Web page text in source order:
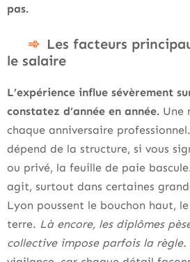
pas.
Les facteurs
le salaire
L’expérience influe sévèrement
constatez d’année en année. Une
chaque anniversaire
dépend de la structure, si vous
ou privé, la feuille de paie
agit, surtout dans certaines
Lyon poussent le bouchon haut,
terre. Là encore, les diplômes
collective impose parfois la règle.